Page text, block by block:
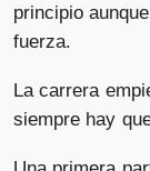
principio
fuerza.
La carrera
siempre hay